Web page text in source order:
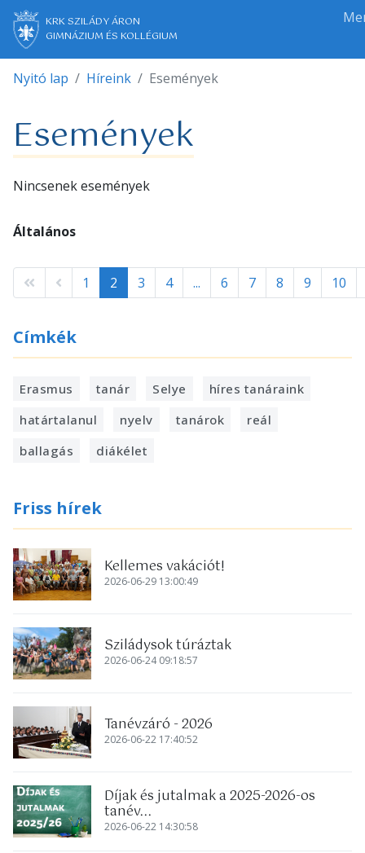
KRK SZILÁDY ÁRON
GIMNÁZIUM ÉS KOLLÉGIUM
Nyitó lap Híreink Események
Események
Nincsenek események
Általános
1 2 3 4 ... 6 7 8 9 10
Címkék
Erasmus tanár Selye
híres tanáraink
határtalanul
nyelv tanárok
reál
ballagás
diákélet
Friss hírek
2026-06-29 13:00:49
Kellemes vakációt!
2026-06-24 09:18:57
Sziládysok túráztak
2026-06-22 17:40:52
Tanévzáró - 2026
2026-06-22 14:30:58
Díjak és jutalmak a 2025-2026-os
tanév...